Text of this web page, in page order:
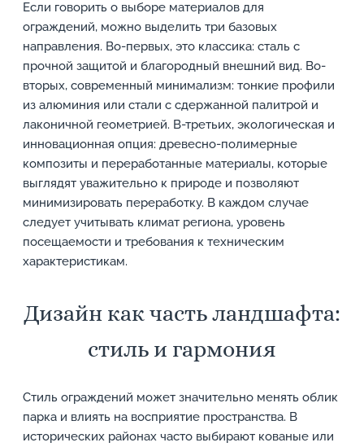
Если говорить о выборе материалов для
ограждений, можно выделить три базовых
направления. Во-первых, это классика: сталь с
прочной защитой и благородный внешний вид. Во-
вторых, современный минимализм: тонкие профили
из алюминия или стали с сдержанной палитрой и
лаконичной геометрией. В-третьих, экологическая и
инновационная опция: древесно-полимерные
композиты и переработанные материалы, которые
выглядят уважительно к природе и позволяют
минимизировать переработку. В каждом случае
следует учитывать климат региона, уровень
посещаемости и требования к техническим
характеристикам.
Дизайн как часть ландшафта:
стиль и гармония
Стиль ограждений может значительно менять облик
парка и влиять на восприятие пространства. В
исторических районах часто выбирают кованые или